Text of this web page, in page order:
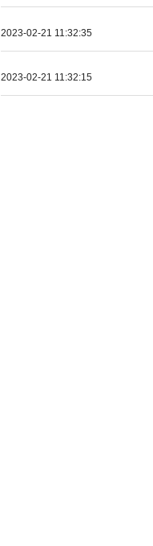
2023-02-21 11:32:35
2023-02-21 11:32:15